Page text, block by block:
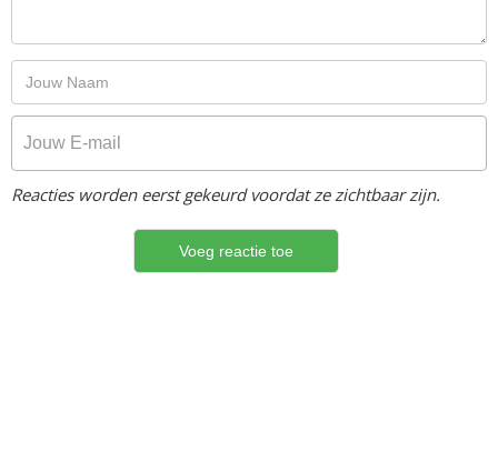
Reacties worden eerst gekeurd voordat ze zichtbaar zijn.